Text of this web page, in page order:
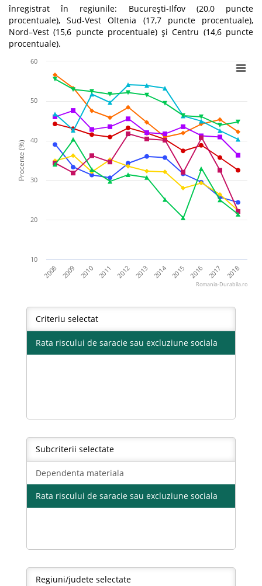
înregistrat în regiunile: Bucureşti-Ilfov (20,0 puncte
procentuale), Sud-Vest Oltenia (17,7 puncte procentuale),
Nord–Vest (15,6 puncte procentuale) şi Centru (14,6 puncte
procentuale).
Procente (%)
2008 2009 2010 2011 2012 2013 2014 2015 2016 2017 2018
20
40
60
10
30
50
Romania-Durabila.ro
Criteriu selectat
Rata riscului de saracie sau excluziune sociala
Subcriterii selectate
Dependenta materiala
Rata riscului de saracie sau excluziune sociala
Regiuni/judete selectate